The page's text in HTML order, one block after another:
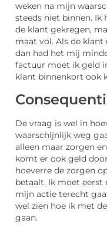
weken na mijn
steeds niet binnen. Ik
de klant gekregen,
maat vol. Als de
dan had het mij
factuur moet ik geld
klant binnenkort ook
De vraag is wel in
waarschijnlijk weg
alleen maar zorgen
komt er ook geld
hoeverre de zorgen
betaalt. Ik moet eerst
mijn actie terecht
wel zien hoe ik met
gaan.